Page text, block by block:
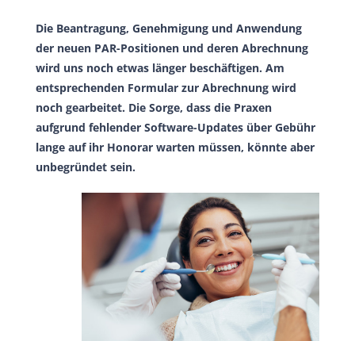
Die Beantragung, Genehmigung und Anwendung
der neuen PAR-Positionen und deren Abrechnung
wird uns noch etwas länger beschäftigen. Am
entsprechenden Formular zur Abrechnung wird
noch gearbeitet. Die Sorge, dass die Praxen
aufgrund fehlender Software-Updates über Gebühr
lange auf ihr Honorar warten müssen, könnte aber
unbegründet sein.